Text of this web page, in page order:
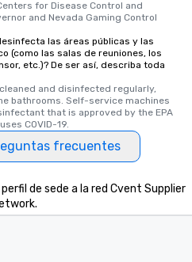
for Disease Control and
and Nevada Gaming Control
las áreas públicas y las
(como las salas de reuniones, los
etc.)? De ser así, describa toda
and disinfected regularly,
bathrooms. Self-service machines
that is approved by the EPA
COVID-19.
frecuentes
de sede a la red Cvent Supplier